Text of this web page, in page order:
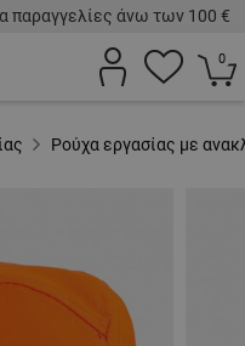
παραγγελίες άνω των 100 €
0
Ρούχα εργασίας με